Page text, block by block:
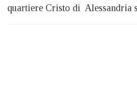
quartiere Cristo di Alessandria